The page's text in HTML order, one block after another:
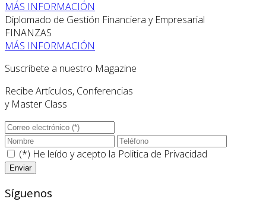
MÁS INFORMACIÓN
Diplomado de Gestión Financiera y Empresarial
FINANZAS
MÁS INFORMACIÓN
Suscríbete a nuestro Magazine
Recibe Artículos, Conferencias
y Master Class
(*) He leído y acepto la Politica de Privacidad
Síguenos